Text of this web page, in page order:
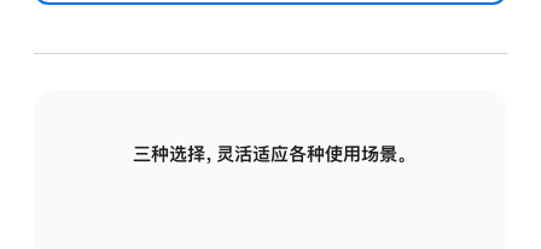
三种选择，灵活适应各种使用场景。